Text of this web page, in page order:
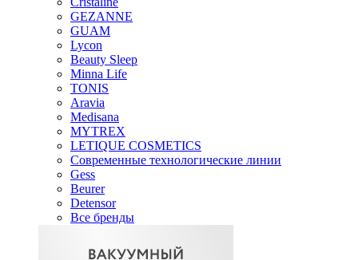
GEZANNE
GUAM
Lycon
Beauty Sleep
Minna Life
TONIS
Aravia
Medisana
MYTREX
LETIQUE COSMETICS
Современные технологические линии
Gess
Beurer
Detensor
Все бренды